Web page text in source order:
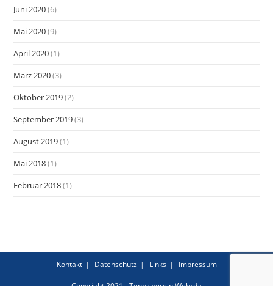
Juni 2020(6)
Mai 2020(9)
April 2020(1)
März 2020(3)
Oktober 2019(2)
September 2019(3)
August 2019(1)
Mai 2018(1)
Februar 2018(1)
Kontakt Datenschutz Links Impressum